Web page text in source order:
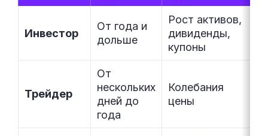
Инвестор
От года и
дольше
Рост активов,
дивиденды,
купоны
Трейдер
От
нескольких
дней до
года
Колебания
цены